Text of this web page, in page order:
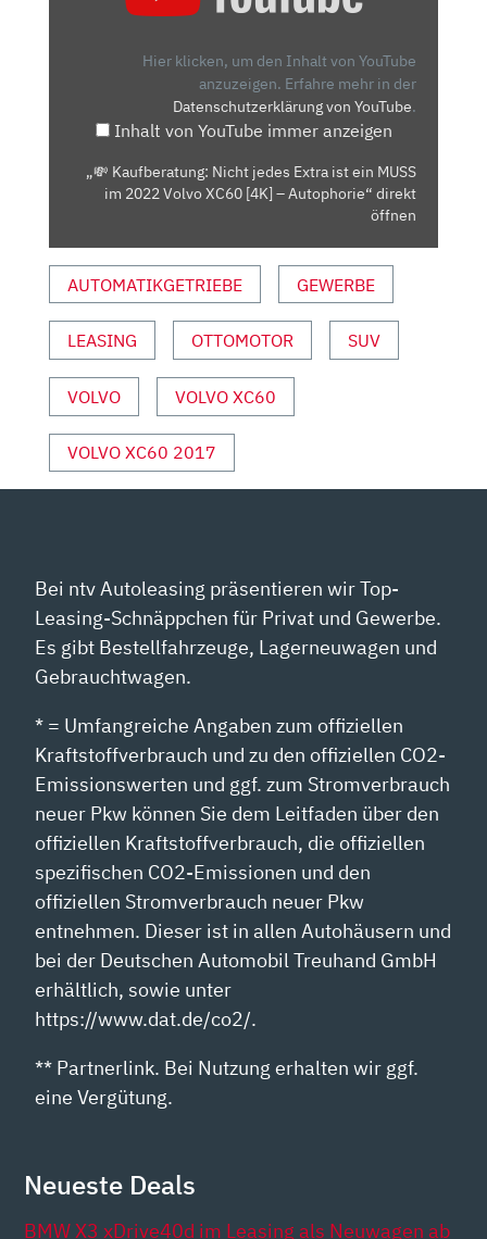
[4K]
AUTOPHORIE“
VON
ANZEIGEN
Hier klicken, um den Inhalt von YouTube
anzuzeigen. Erfahre mehr in der
Datenschutzerklärung von YouTube.
Inhalt von YouTube immer anzeigen
„💸 Kaufberatung: Nicht jedes Extra ist ein MUSS
im 2022 Volvo XC60 [4K] – Autophorie“ direkt
öffnen
AUTOMATIKGETRIEBE GEWERBE
LEASING OTTOMOTOR SUV
VOLVO VOLVO XC60
VOLVO XC60 2017
Bei ntv Autoleasing präsentieren wir Top-
Leasing-Schnäppchen für Privat und Gewerbe.
Es gibt Bestellfahrzeuge, Lagerneuwagen und
Gebrauchtwagen.
* = Umfangreiche Angaben zum offiziellen
Kraftstoffverbrauch und zu den offiziellen CO2-
Emissionswerten und ggf. zum Stromverbrauch
neuer Pkw können Sie dem Leitfaden über den
offiziellen Kraftstoffverbrauch, die offiziellen
spezifischen CO2-Emissionen und den
offiziellen Stromverbrauch neuer Pkw
entnehmen. Dieser ist in allen Autohäusern und
bei der Deutschen Automobil Treuhand GmbH
erhältlich, sowie unter
https://www.dat.de/co2/.
** Partnerlink. Bei Nutzung erhalten wir ggf.
eine Vergütung.
Neueste Deals
BMW X3 xDrive40d im Leasing als Neuwagen ab